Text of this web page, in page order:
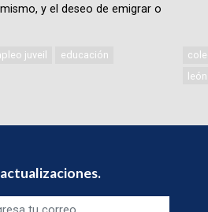
y el deseo de emigrar o
juveil
educación